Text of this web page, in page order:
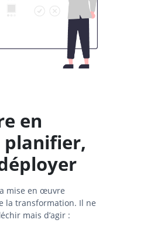
en
planifier,
mise en œuvre
la transformation. Il ne
mais d’agir :